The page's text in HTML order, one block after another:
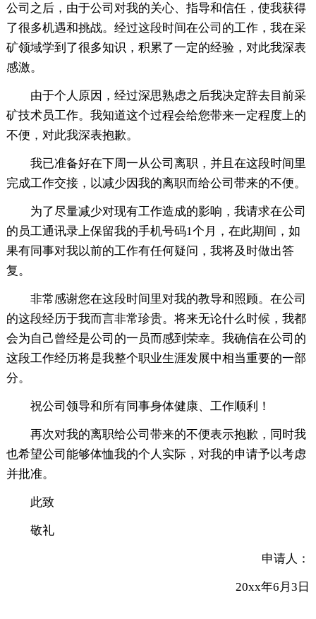
公司之后，由于公司对我的关心、指导和信任，使我获得
了很多机遇和挑战。经过这段时间在公司的工作，我在采
矿领域学到了很多知识，积累了一定的经验，对此我深表
感激。
由于个人原因，经过深思熟虑之后我决定辞去目前采
矿技术员工作。我知道这个过程会给您带来一定程度上的
不便，对此我深表抱歉。
我已准备好在下周一从公司离职，并且在这段时间里
完成工作交接，以减少因我的离职而给公司带来的不便。
为了尽量减少对现有工作造成的影响，我请求在公司
的员工通讯录上保留我的手机号码1个月，在此期间，如
果有同事对我以前的工作有任何疑问，我将及时做出答
复。
非常感谢您在这段时间里对我的教导和照顾。在公司
的这段经历于我而言非常珍贵。将来无论什么时候，我都
会为自己曾经是公司的一员而感到荣幸。我确信在公司的
这段工作经历将是我整个职业生涯发展中相当重要的一部
分。
祝公司领导和所有同事身体健康、工作顺利！
再次对我的离职给公司带来的不便表示抱歉，同时我
也希望公司能够体恤我的个人实际，对我的申请予以考虑
并批准。
此致
敬礼
申请人：
20xx年6月3日